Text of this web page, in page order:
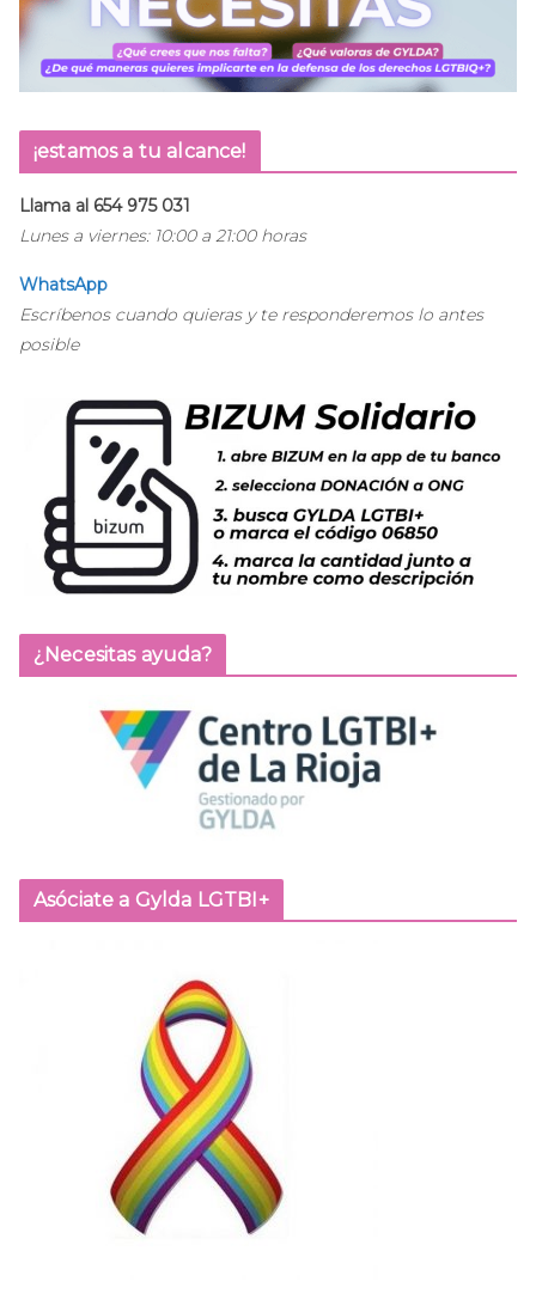
¡estamos a tu alcance!
Llama al 654 975 031
Lunes a viernes: 10:00 a 21:00 horas
WhatsApp
Escríbenos cuando quieras y te responderemos lo antes
posible
¿Necesitas ayuda?
Asóciate a Gylda LGTBI+